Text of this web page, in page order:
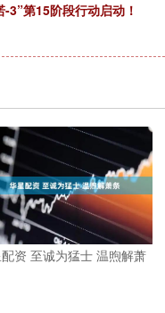
3”第15阶段行动启动！
资 至诚为猛士 温煦解萧